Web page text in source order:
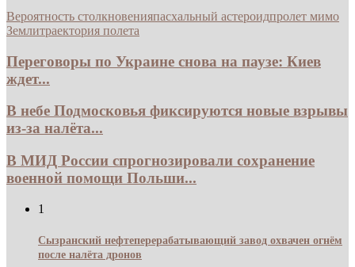
Вероятность столкновенияпасхальный астероидпролет мимо
Землитраектория полета
Переговоры по Украине снова на паузе: Киев
ждет...
В небе Подмосковья фиксируются новые взрывы
из-за налёта...
В МИД России спрогнозировали сохранение
военной помощи Польши...
1
Сызранский нефтеперерабатывающий завод охвачен огнём
после налёта дронов